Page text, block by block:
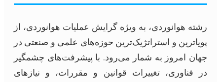
رشته هوانوردی، به ویژه گرایش عملیات هوانوردی، از
پویاترین و استراتژیک‌ترین حوزه‌های علمی و صنعتی در
جهان امروز به شمار می‌رود. با پیشرفت‌های چشمگیر
در فناوری، تغییرات قوانین و مقررات، و نیازهای